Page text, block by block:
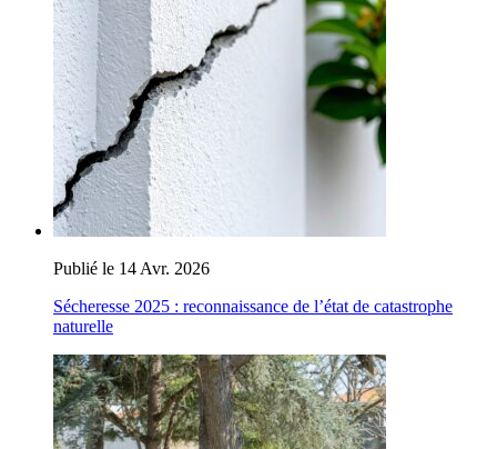
Publié le 14 Avr. 2026
Sécheresse 2025 : reconnaissance de l’état de catastrophe
naturelle